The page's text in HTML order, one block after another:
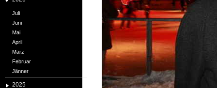
Juli
Juni
Mai
April
März
Februar
Jänner
2025